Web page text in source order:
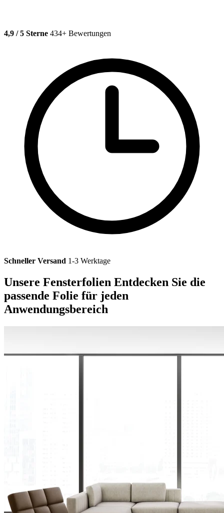
4,9 / 5 Sterne 434+ Bewertungen
Schneller Versand 1-3 Werktage
Unsere Fensterfolien Entdecken Sie die
passende Folie für jeden
Anwendungsbereich